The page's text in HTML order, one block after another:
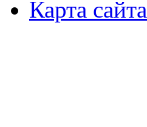
Карта сайта